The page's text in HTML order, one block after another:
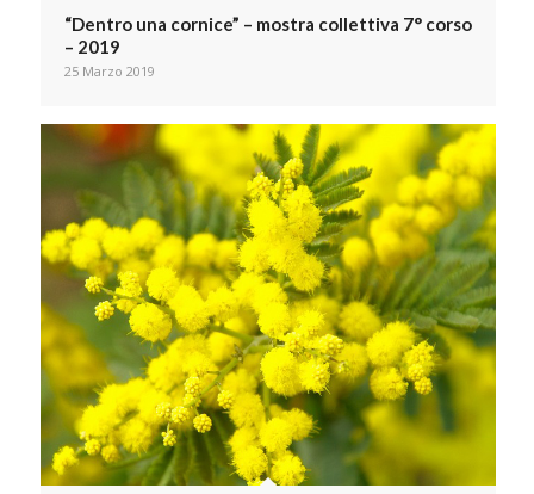
“Dentro una cornice” – mostra collettiva 7° corso
– 2019
25 Marzo 2019